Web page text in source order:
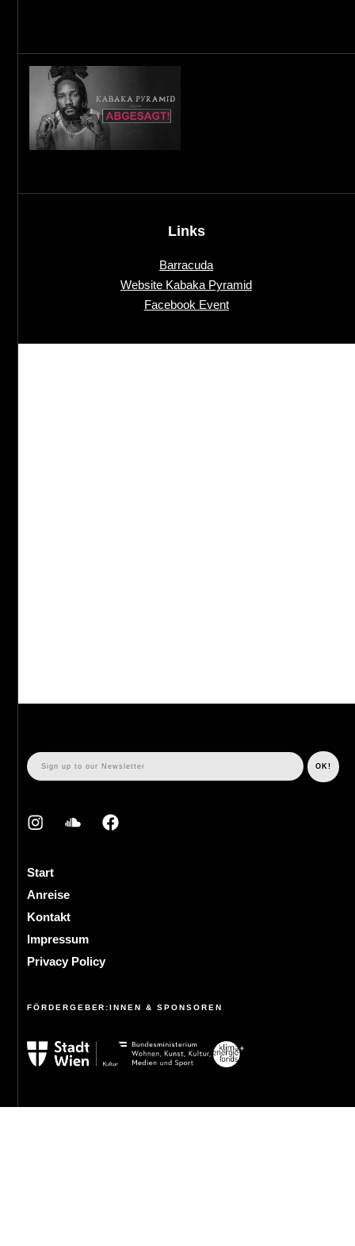
Links
Barracuda
Website Kabaka Pyramid
Facebook Event
Start
Anreise
Kontakt
Impressum
Privacy Policy
FÖRDERGEBER:INNEN & SPONSOREN